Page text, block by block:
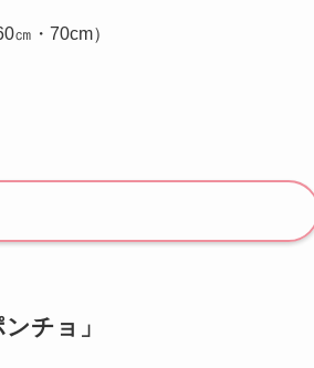
㎝・70cm）
チョ」